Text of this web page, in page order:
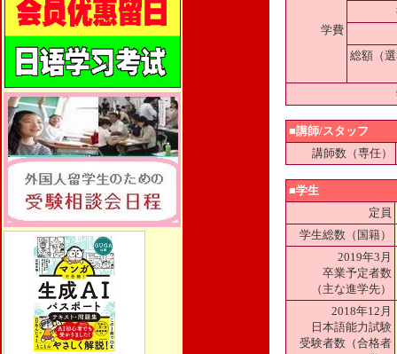
学費
総額（
■講師/スタッフ
講師数（専任）
■学生
定員
学生総数（国籍）
2019年3月
卒業予定者数
（主な進学先）
2018年12月
日本語能力試験
受験者数（合格者